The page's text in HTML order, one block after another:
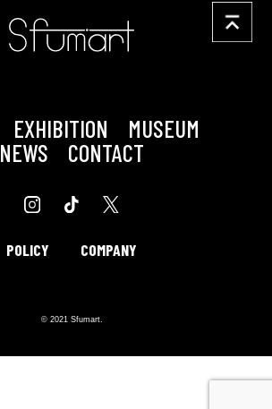
EXHIBITION
MUSEUM
NEWS
CONTACT
POLICY COMPANY
© 2021 Sfumart.